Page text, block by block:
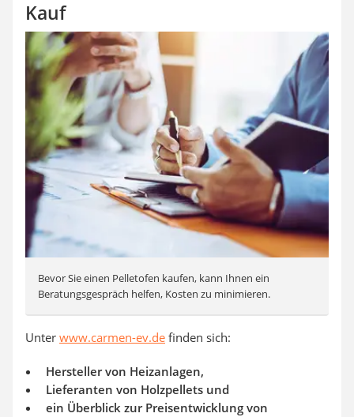
Kauf
Bevor Sie einen Pelletofen kaufen, kann Ihnen ein
Beratungsgespräch helfen, Kosten zu minimieren.
Unter www.carmen-ev.de finden sich:
Hersteller von Heizanlagen,
Lieferanten von Holzpellets und
ein Überblick zur Preisentwicklung von